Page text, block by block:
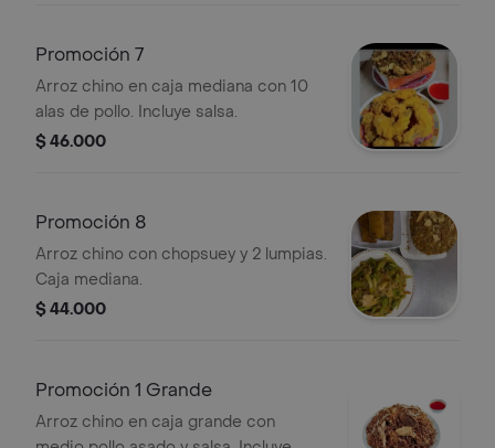
Promoción 7
Arroz chino en caja mediana con 10
alas de pollo. Incluye salsa.
$ 46.000
Promoción 8
Arroz chino con chopsuey y 2 lumpias.
Caja mediana.
$ 44.000
Promoción 1 Grande
Arroz chino en caja grande con